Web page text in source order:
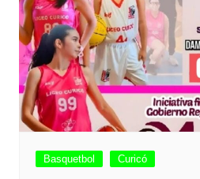
Basquetbol Curicó